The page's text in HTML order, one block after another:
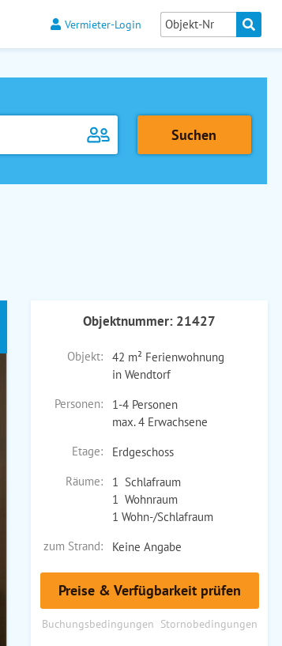
Vermieter-Login
Objektnummer: 21427
Objekt:
42 m² Ferienwohnung
in Wendtorf
Personen:
1-4 Personen
max. 4 Erwachsene
Etage:
Erdgeschoss
Räume:
1 Schlafraum
1 Wohnraum
1 Wohn-/Schlafraum
zum Strand:
Keine Angabe
Preise & Verfügbarkeit prüfen
Buchungsbedingungen Stornobedingungen